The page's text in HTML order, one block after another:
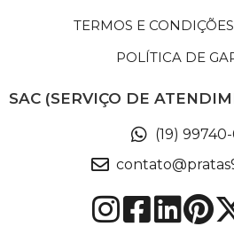
TERMOS E
POLÍTICA DE
SAC (SERVIÇO DE
(19)